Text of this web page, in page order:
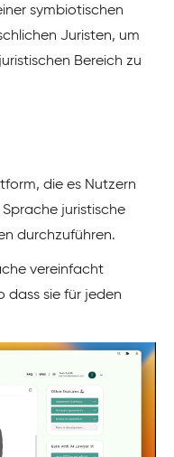
symbiotischen
Juristen, um
Bereich zu
die es Nutzern
juristische
durchzuführen.
vereinfacht
dass sie für jeden